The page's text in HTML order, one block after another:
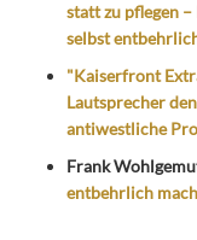
statt zu pflegen
selbst
"Kaiserfront
Lautsprecher
antiwestliche
Frank
entbehrlich